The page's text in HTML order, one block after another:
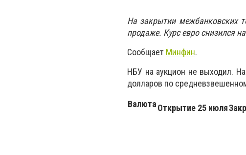
На закрытии межбанковских
продаже. Курс евро снизился
Сообщает Минфин.
НБУ на аукцион не выходил.
долларов по
ВалютаОткрытие 25 июля